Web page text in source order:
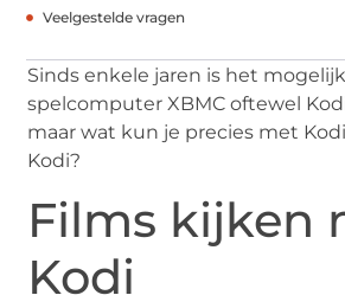
Veelgestelde vragen
Sinds enkele jaren is het
spelcomputer XBMC oftewel
maar wat kun je precies met
Kodi?
Films kijken
Kodi